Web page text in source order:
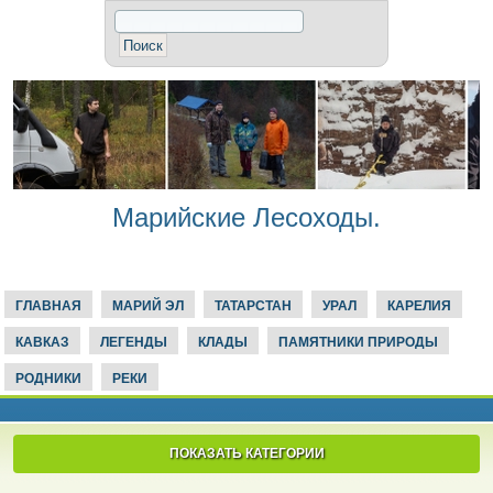
Марийские Лесоходы.
ГЛАВНАЯ МАРИЙ ЭЛ ТАТАРСТАН УРАЛ КАРЕЛИЯ
КАВКАЗ ЛЕГЕНДЫ КЛАДЫ ПАМЯТНИКИ ПРИРОДЫ
РОДНИКИ РЕКИ
ПОКАЗАТЬ КАТЕГОРИИ